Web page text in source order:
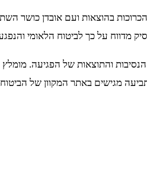
בהוצאות ועם אובדן כושר
על כך לביטוח הלאומי והנפגע
הנסיבות והתוצאות של הפגיעה.
חודשים וכך גם במקרה של תאונת עבודה. את התביעה מגישים